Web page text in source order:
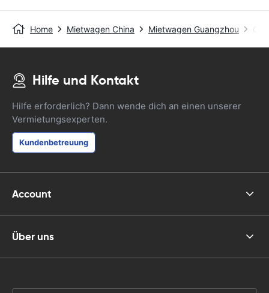
Home Mietwagen China Mietwagen Guangzhou
Hilfe und Kontakt
Hilfe erforderlich? Dann wende dich an einen unserer
Vermietungsexperten.
Kundenbetreuung
Account
Über uns